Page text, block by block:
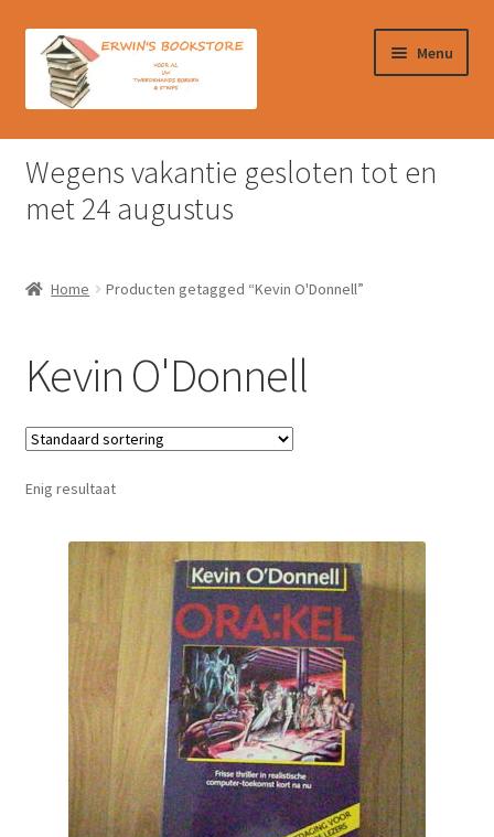
door
naar
naar
Menu
Home
Afrekenen
Verzendkosten & Ophalen boeken
Winkelmand
Wegens vakantie gesloten tot en
met 24 augustus
Home Producten getagged “Kevin O'Donnell”
Kevin O'Donnell
Enig resultaat